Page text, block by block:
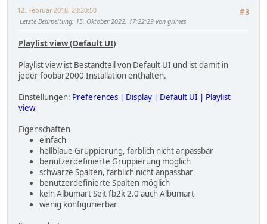
#3
12. Februar 2018, 20:20:50
Letzte Bearbeitung: 15. Oktober 2022, 17:22:29 von grimes
Playlist view (Default UI)
Playlist view ist Bestandteil von Default UI und ist damit in
jeder foobar2000 Installation enthalten.
Einstellungen: Preferences | Display | Default UI | Playlist
view
Eigenschaften
einfach
hellblaue Gruppierung, farblich nicht anpassbar
benutzerdefinierte Gruppierung möglich
schwarze Spalten, farblich nicht anpassbar
benutzerdefinierte Spalten möglich
kein AlbumartSeit fb2k 2.0 auch Albumart
wenig konfigurierbar